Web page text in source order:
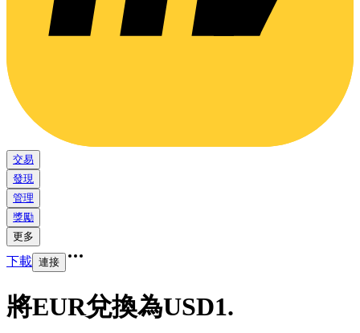
交易
發現
管理
獎勵
更多
下載 連接
將EUR兌換為USD1.